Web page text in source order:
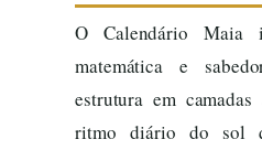
O Calendário Maia
matemática e
estrutura em
ritmo diário do sol